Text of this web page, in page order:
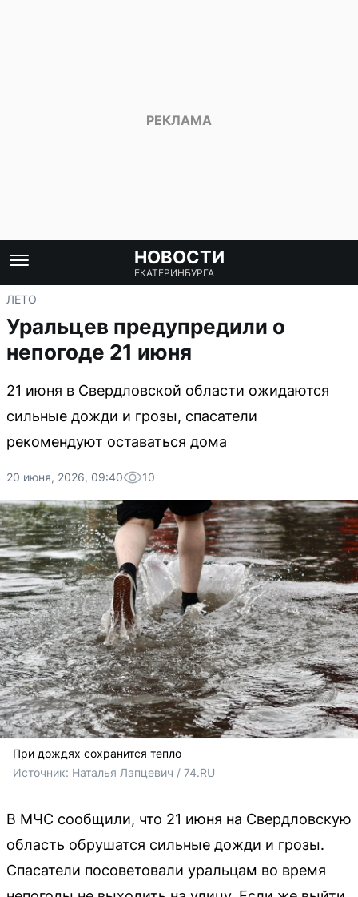
НОВОСТИ
ЕКАТЕРИНБУРГА
ЛЕТО
Уральцев предупредили о
непогоде 21 июня
21 июня в Свердловской области ожидаются
сильные дожди и грозы, спасатели
рекомендуют оставаться дома
20 июня, 2026, 09:40 10
При дождях сохранится тепло
Источник: Наталья Лапцевич / 74.RU
В МЧС сообщили, что 21 июня на Свердловскую
область обрушатся сильные дожди и грозы.
Спасатели посоветовали уральцам во время